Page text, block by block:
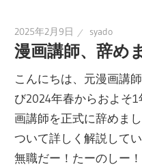
2025年2月9日 syado
漫画講師、辞め
こんにちは、元漫画講
び2024年春からおよそ
画講師を正式に辞めま
ついて詳しく解説して
無職だー！たーのしー